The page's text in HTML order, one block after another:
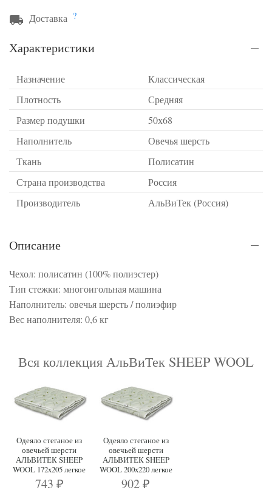
Доставка ?
Характеристики
Назначение
Классическая
Плотность
Средняя
Размер подушки
50х68
Наполнитель
Овечья шерсть
Ткань
Полисатин
Страна производства
Россия
Производитель
АльВиТек (Россия)
Описание
Чехол: полисатин (100% полиэстер)
Тип стежки: многоигольная машина
Наполнитель: овечья шерсть / полиэфир
Вес наполнителя: 0,6 кг
Вся коллекция АльВиТек SHEEP WOOL
Одеяло стеганое из
овечьей шерсти
АЛЬВИТЕК SHEEP
WOOL 172x205 легкое
743 ₽
Одеяло стеганое из
овечьей шерсти
АЛЬВИТЕК SHEEP
WOOL 200x220 легкое
902₽